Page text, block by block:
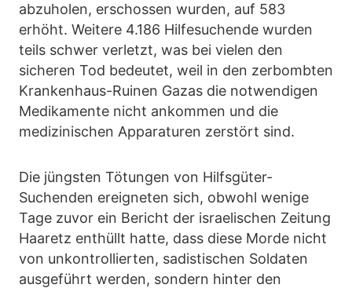
abzuholen, erschossen wurden, auf 583
erhöht. Weitere 4.186 Hilfesuchende wurden
teils schwer verletzt, was bei vielen den
sicheren Tod bedeutet, weil in den zerbombten
Krankenhaus-Ruinen Gazas die notwendigen
Medikamente nicht ankommen und die
medizinischen Apparaturen zerstört sind.
Die jüngsten Tötungen von Hilfsgüter-
Suchenden ereigneten sich, obwohl wenige
Tage zuvor ein Bericht der israelischen Zeitung
Haaretz enthüllt hatte, dass diese Morde nicht
von unkontrollierten, sadistischen Soldaten
ausgeführt werden, sondern hinter den